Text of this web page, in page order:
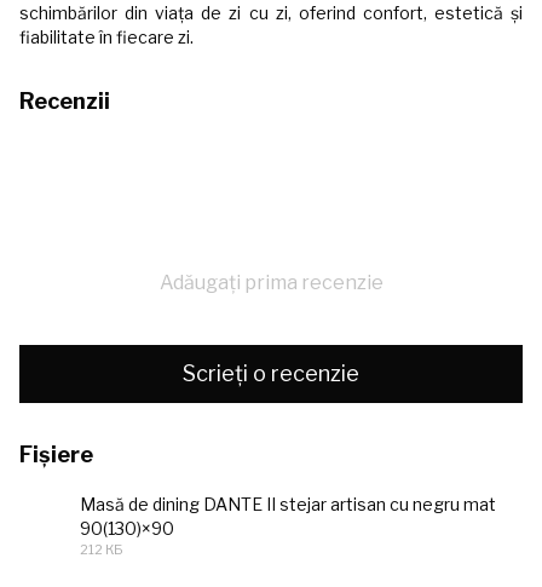
schimbărilor din viața de zi cu zi, oferind confort, estetică și
fiabilitate în fiecare zi.
Recenzii
Adăugați prima recenzie
Scrieți o recenzie
Fișiere
Masă de dining DANTE II stejar artisan cu negru mat
90(130)×90
212 КБ